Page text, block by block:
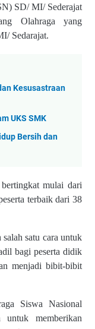
SD/ MI/ Sederajat
Olahraga yang
Sedarajat.
Kesusastraan
UKS SMK
Bersih dan
mulai dari
terbaik dari 38
satu cara untuk
bagi peserta didik
menjadi bibit-bibit
Siswa Nasional
memberikan